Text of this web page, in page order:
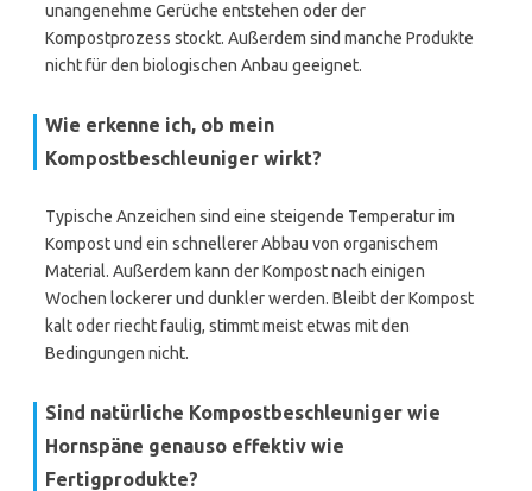
unangenehme Gerüche entstehen oder der
Kompostprozess stockt. Außerdem sind manche Produkte
nicht für den biologischen Anbau geeignet.
Wie erkenne ich, ob mein
Kompostbeschleuniger wirkt?
Typische Anzeichen sind eine steigende Temperatur im
Kompost und ein schnellerer Abbau von organischem
Material. Außerdem kann der Kompost nach einigen
Wochen lockerer und dunkler werden. Bleibt der Kompost
kalt oder riecht faulig, stimmt meist etwas mit den
Bedingungen nicht.
Sind natürliche Kompostbeschleuniger wie
Hornspäne genauso effektiv wie
Fertigprodukte?